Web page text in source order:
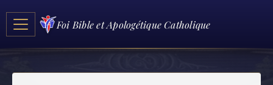
Foi Bible et Apologétique Catholique